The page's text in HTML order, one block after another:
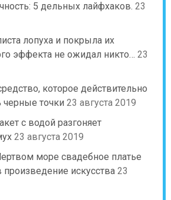
5 дельных лайфхаков. 23
лопуха и покрыла их
эффекта не ожидал никто… 23
которое действительно
черные точки 23 августа 2019
с водой разгоняет
23 августа 2019
море свадебное платье
произведение искусства 23